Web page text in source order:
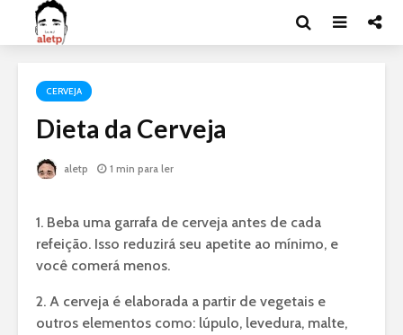
CERVEJA
Dieta da Cerveja
aletp 1 min para ler
1. Beba uma garrafa de cerveja antes de cada
refeição. Isso reduzirá seu apetite ao mínimo, e
você comerá menos.
2. A cerveja é elaborada a partir de vegetais e
outros elementos como: lúpulo, levedura, malte,